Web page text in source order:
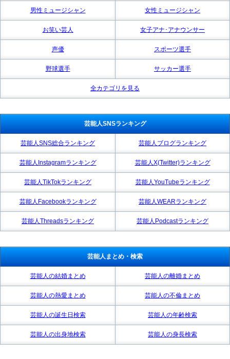
男性ミュージシャン 女性ミュージシャン
お笑い芸人 女子アナ･アナウンサー
声優 スポーツ選手
野球選手 サッカー選手
全カテゴリを見る
芸能人SNSランキング
芸能人SNS総合ランキング 芸能人ブログランキング
芸能人Instagramランキング 芸能人X(Twitter)ランキング
芸能人TikTokランキング 芸能人YouTubeランキング
芸能人Facebookランキング 芸能人WEARランキング
芸能人Threadsランキング 芸能人Podcastランキング
芸能人まとめ・検索
芸能人の結婚まとめ 芸能人の離婚まとめ
芸能人の熱愛まとめ 芸能人の不倫まとめ
芸能人の誕生日検索 芸能人の年齢検索
芸能人の出身地検索 芸能人の身長検索